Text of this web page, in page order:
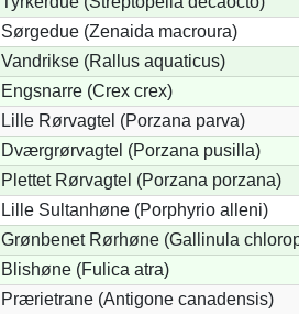
Sørgedue (Zenaida macroura)
Vandrikse (Rallus aquaticus)
Engsnarre (Crex crex)
Lille Rørvagtel (Porzana parva)
Dværgrørvagtel (Porzana pusilla)
Plettet Rørvagtel (Porzana porzana)
Lille Sultanhøne (Porphyrio alleni)
Grønbenet Rørhøne (Gallinula
Blishøne (Fulica atra)
Prærietrane (Antigone canadensis)